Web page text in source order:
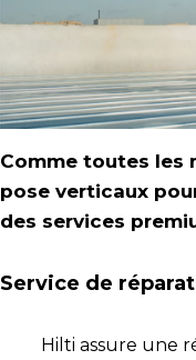
Comme toutes les
pose verticaux
des services
Service de
Hilti assure une